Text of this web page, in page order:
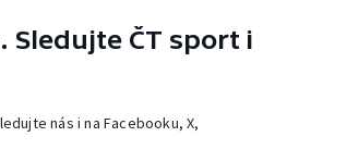
Sledujte ČT sport i
nás i na Facebooku, X,